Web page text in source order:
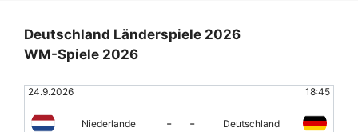
Deutschland Länderspiele 2026
WM-Spiele 2026
24.9.2026 18:45
Niederlande - - Deutschland